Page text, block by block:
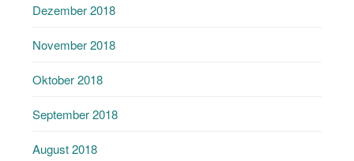
Dezember 2018
November 2018
Oktober 2018
September 2018
August 2018